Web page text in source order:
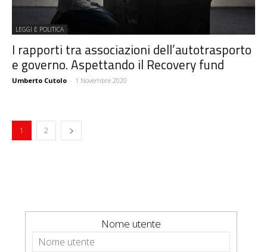
LEGGI E POLITICA
I rapporti tra associazioni dell’autotrasporto
e governo. Aspettando il Recovery fund
Umberto Cutolo - 1 Novembre 2020
1 2
Nome utente